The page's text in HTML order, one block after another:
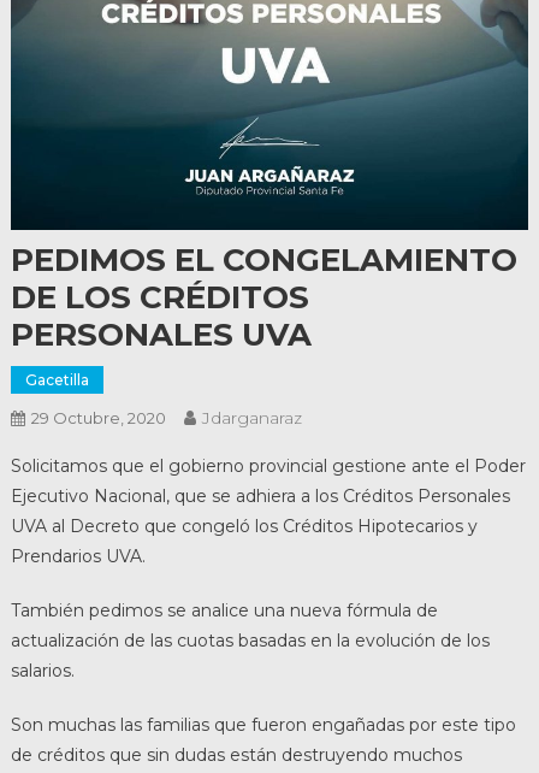
PEDIMOS EL CONGELAMIENTO
DE LOS CRÉDITOS
PERSONALES UVA
Gacetilla
29 Octubre, 2020 Jdarganaraz
Solicitamos que el gobierno provincial gestione ante el Poder
Ejecutivo Nacional, que se adhiera a los Créditos Personales
UVA al Decreto que congeló los Créditos Hipotecarios y
Prendarios UVA.
También pedimos se analice una nueva fórmula de
actualización de las cuotas basadas en la evolución de los
salarios.
Son muchas las familias que fueron engañadas por este tipo
de créditos que sin dudas están destruyendo muchos